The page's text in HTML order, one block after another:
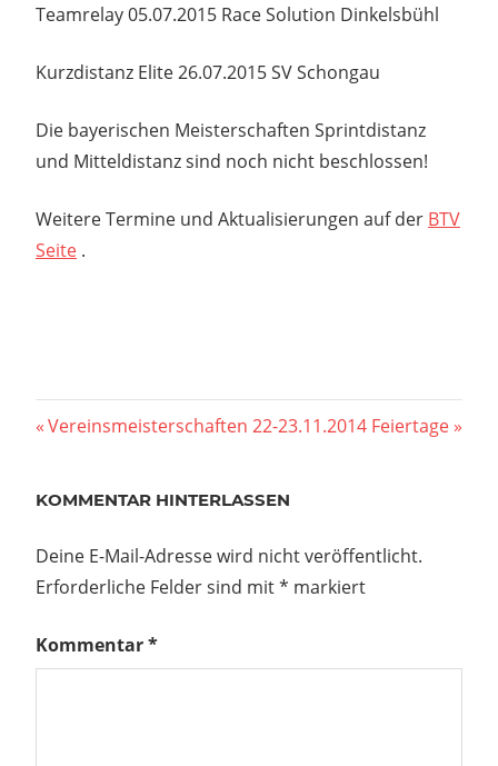
Teamrelay 05.07.2015 Race Solution Dinkelsbühl
Kurzdistanz Elite 26.07.2015 SV Schongau
Die bayerischen Meisterschaften Sprintdistanz
und Mitteldistanz sind noch nicht beschlossen!
Weitere Termine und Aktualisierungen auf der BTV
Seite .
Beitragsnavigation
Vorheriger
Vereinsmeisterschaften 22-23.11.2014 Nächster
Feiertage
KOMMENTAR HINTERLASSEN
Deine E-Mail-Adresse wird nicht veröffentlicht.
Erforderliche Felder sind mit* markiert
Kommentar*